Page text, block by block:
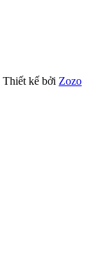
Thiết kế bởi Zozo